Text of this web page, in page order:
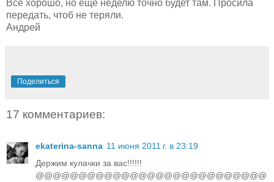
Все хорошо, но еще неделю точно будет там. Просила
передать, чтоб не теряли.
Андрей
Поделиться
17 комментариев:
ekaterina-sanna 11 июня 2011 г. в 23:19
Держим кулачки за вас!!!!!!
@@@@@@@@@@@@@@@@@@@@@@@@@@@